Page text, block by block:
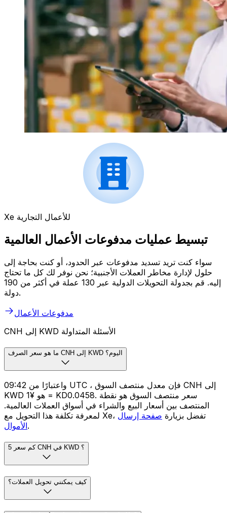
Xe للأعمال التجارية
تبسيط عمليات مدفوعات الأعمال العالمية
سواء كنت تريد تسديد مدفوعات عبر الحدود، أو كنت بحاجة إلى
حلول لإدارة مخاطر العملات الأجنبية؛ نحن نوفر لك كل ما تحتاج
إليه. قم بجدولة التحويلات الدولية عبر 130 عملة في أكثر من 190
دولة.
مدفوعات الأعمال
CNH إلى KWD الأسئلة المتداولة
ما هو سعر الصرف CNH إلى KWD اليوم؟
واعتبارًا من 09:42 UTC ، فإن معدل منتصف السوق CNH إلى
KWD هو ¥1 = KD0.0458. سعر منتصف السوق هو نقطة
المنتصف بين أسعار البيع والشراء في أسواق العملات العالمية.
لمعرفة تكلفة هذا التحويل مع Xe، تفضل بزيارة صفحة إرسال
الأموال.
كم سعر 5 CNH في KWD ؟
كيف يمكنني تحويل العملات؟